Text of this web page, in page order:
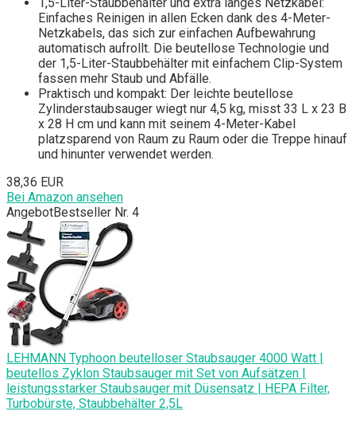
Einfaches Reinigen in allen Ecken dank des 4-Meter-
Netzkabels, das sich zur einfachen Aufbewahrung
automatisch aufrollt. Die beutellose Technologie und
der 1,5-Liter-Staubbehälter mit einfachem Clip-System
fassen mehr Staub und Abfälle.
Praktisch und kompakt: Der leichte beutellose
Zylinderstaubsauger wiegt nur 4,5 kg, misst 33 L x 23 B
x 28 H cm und kann mit seinem 4-Meter-Kabel
platzsparend von Raum zu Raum oder die Treppe hinauf
und hinunter verwendet werden.
38,36 EUR
Bei Amazon ansehen
AngebotBestseller Nr. 4
LEHMANN Typhoon beutelloser Staubsauger 4000 Watt |
beutellos Zyklon Staubsauger mit Set von Aufsätzen |
leistungsstarker Staubsauger mit Düsensatz | HEPA Filter,
Turbobürste, Staubbehälter 2,5L